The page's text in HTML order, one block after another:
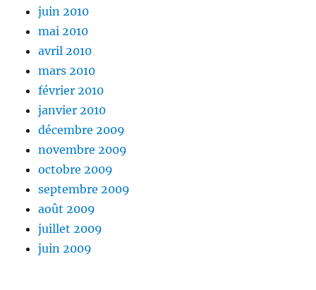
juin 2010
mai 2010
avril 2010
mars 2010
février 2010
janvier 2010
décembre 2009
novembre 2009
octobre 2009
septembre 2009
août 2009
juillet 2009
juin 2009